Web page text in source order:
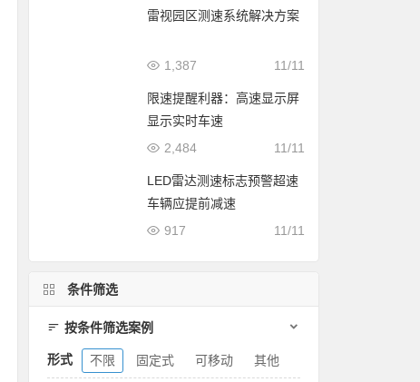
雷视园区测速系统解决方案
11/11
1,387
限速提醒利器：高速显示屏
显示实时车速
11/11
2,484
LED雷达测速标志预警超速
车辆应提前减速
11/11
917
条件筛选
按条件筛选案例
形式 不限 固定式 可移动 其他